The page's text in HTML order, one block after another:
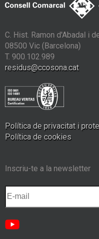
C. Hist. Ramon d'Abadal i
08500 Vic (Barcelona)
T. 900.102.989
residus@ccosona.cat
Política de privacitat i
Política de cookies
Inscriu-te a la newsletter